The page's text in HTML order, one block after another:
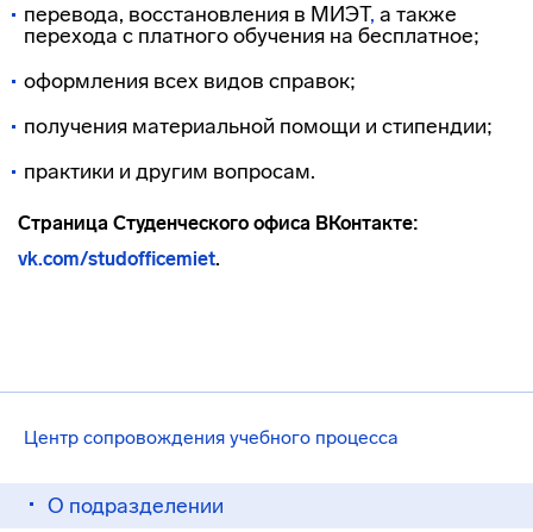
Центр сопровождения учебного процесса
О подразделении
перевода, восстановления в МИЭТ, а также
перехода с платного обучения на бесплатное;
оформления всех видов справок;
получения материальной помощи и стипендии;
практики и другим вопросам.
Страница Студенческого офиса ВКонтакте:
vk.com/studofficemiet.